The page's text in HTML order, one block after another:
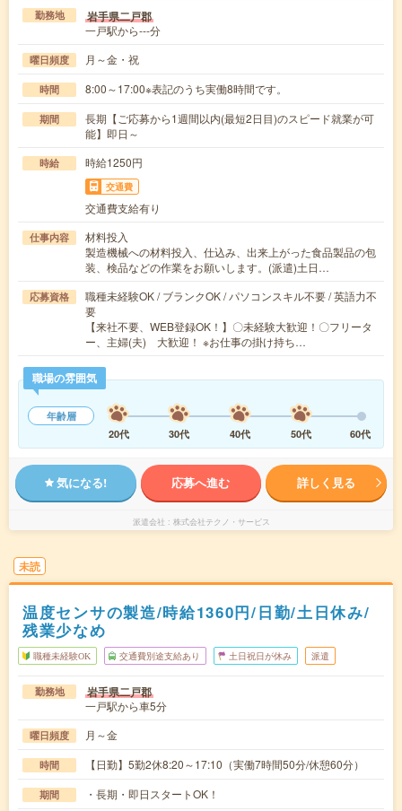
勤務地 岩手県二戸郡
一戸駅から---分
曜日頻度 月～金・祝
時間 8:00～17:00※表記のうち実働8時間です。
期間
長期【ご応募から1週間以内(最短2日目)のスピード就業が可
能】即日～
時給 時給1250円
交通費
交通費支給有り
仕事内容
材料投入
製造機械への材料投入、仕込み、出来上がった食品製品の包
装、検品などの作業をお願いします。(派遣)土日…
応募資格
職種未経験OK / ブランクOK / パソコンスキル不要 / 英語力不
要
【来社不要、WEB登録OK！】〇未経験大歓迎！〇フリータ
ー、主婦(夫) 大歓迎！ ※お仕事の掛け持ち…
職場の雰囲気
年齢層
20代
30代 40代 50代 60代
気になる! 応募へ進む 詳しく見る
派遣会社 株式会社テクノ・サービス
未読
温度センサの製造/時給1360円/日勤/土日休み/
残業少なめ
職種未経験OK 交通費別途支給あり 土日祝日が休み 派遣
勤務地 岩手県二戸郡
一戸駅から車5分
曜日頻度 月～金
時間 【日勤】5勤2休8:20～17:10（実働7時間50分/休憩60分）
期間 ・長期・即日スタートOK！